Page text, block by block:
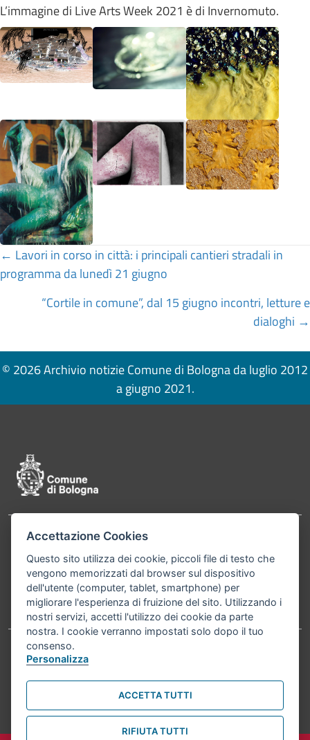
L’immagine di Live Arts Week 2021 è di Invernomuto.
Posts
navigation
← Lavori in corso in città: i principali cantieri stradali in
programma da lunedì 21 giugno
“Cortile in comune”, dal 15 giugno incontri, letture e
dialoghi →
© 2026 Archivio notizie Comune di Bologna da luglio 2012
a giugno 2021.
Contatti
Bologna P.Iva 01232710374 Cod. IBAN: IT 88 R
02008 02435 000020067156
Telefono:051203040
Accessibilità Carta dei valori
Informativa sul trattamento dei dati personali Note legali
© Comune di Bologna 2026. Tutti i diritti riservati.
Accettazione Cookies
Questo sito utilizza dei cookie, piccoli file di testo che
vengono memorizzati dal browser sul dispositivo
dell'utente (computer, tablet, smartphone) per
migliorare l'esperienza di fruizione del sito. Utilizzando i
nostri servizi, accetti l'utilizzo dei cookie da parte
nostra. I cookie verranno impostati solo dopo il tuo
consenso.
Personalizza
ACCETTA TUTTI
RIFIUTA TUTTI